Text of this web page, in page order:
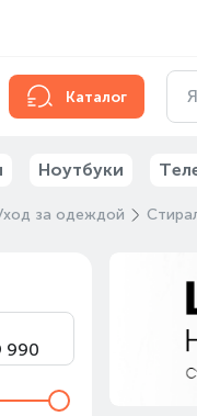
Каталог
Ноутбуки
за одеждой